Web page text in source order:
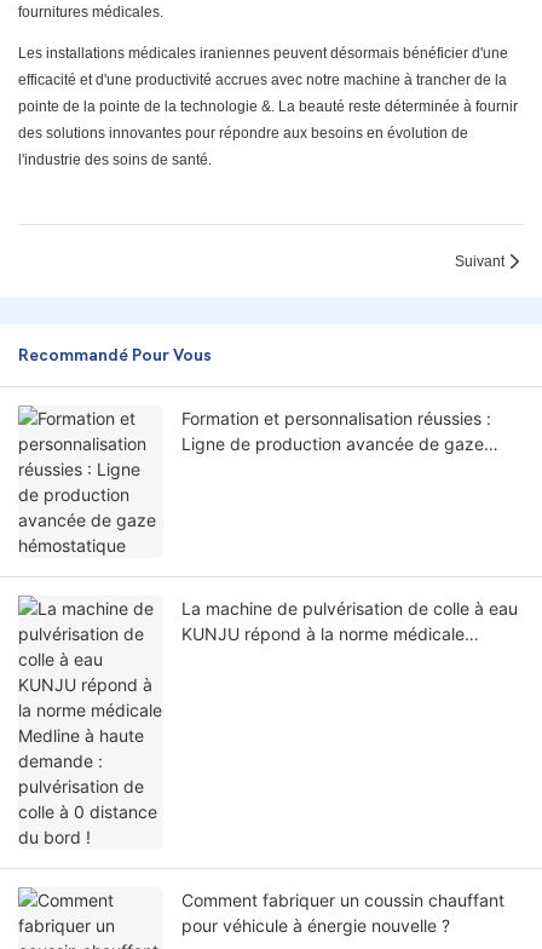
fournitures médicales.
Les installations médicales iraniennes peuvent désormais bénéficier d'une
efficacité et d'une productivité accrues avec notre machine à trancher de la
pointe de la pointe de la technologie &. La beauté reste déterminée à fournir
des solutions innovantes pour répondre aux besoins en évolution de
l'industrie des soins de santé.
Suivant
Recommandé Pour Vous
Formation et personnalisation réussies :
Ligne de production avancée de gaze
La machine de pulvérisation de colle à eau
KUNJU répond à la norme médicale
Comment fabriquer un coussin chauffant
pour véhicule à énergie nouvelle ?